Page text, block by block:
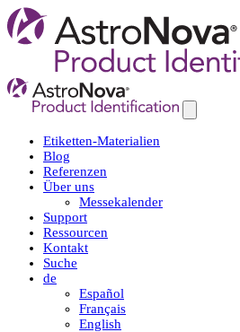
Etiketten-Materialien
Blog
Referenzen
Über uns
Messekalender
Support
Ressourcen
Kontakt
Suche
de
Español
Français
English